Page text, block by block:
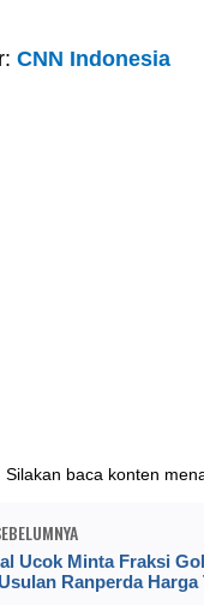
CNN Indonesia
Silakan baca konten
Ucok Minta Fraksi
Ranperda Harga